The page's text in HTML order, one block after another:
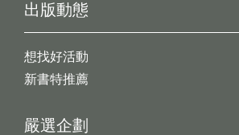
出版動態
想找好活動
新書特推薦
嚴選企劃